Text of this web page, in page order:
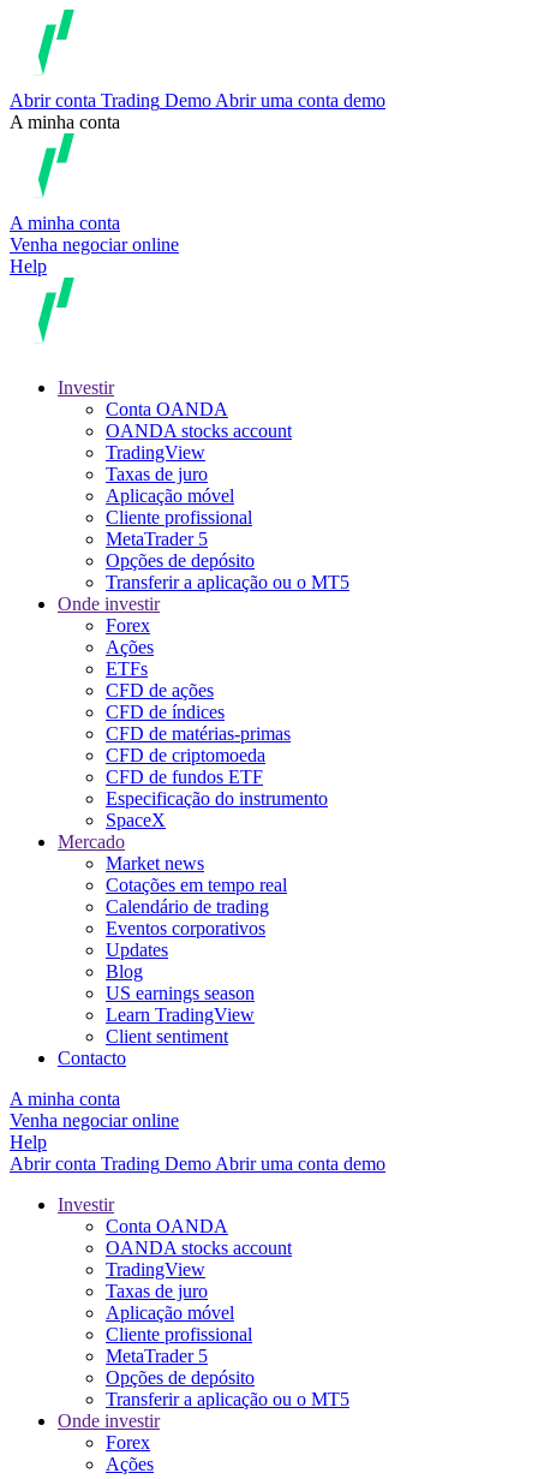
Abrir conta Trading Demo Abrir uma conta demo
A minha conta
A minha conta
Venha negociar online
Help
Investir
Conta OANDA
OANDA stocks account
TradingView
Taxas de juro
Aplicação móvel
Cliente profissional
MetaTrader 5
Opções de depósito
Transferir a aplicação ou o MT5
Onde investir
Forex
Ações
ETFs
CFD de ações
CFD de índices
CFD de matérias-primas
CFD de criptomoeda
CFD de fundos ETF
Especificação do instrumento
SpaceX
Mercado
Market news
Cotações em tempo real
Calendário de trading
Eventos corporativos
Updates
Blog
US earnings season
Learn TradingView
Client sentiment
Contacto
A minha conta
Venha negociar online
Help
Abrir conta Trading Demo Abrir uma conta demo
Investir
Conta OANDA
OANDA stocks account
TradingView
Taxas de juro
Aplicação móvel
Cliente profissional
MetaTrader 5
Opções de depósito
Transferir a aplicação ou o MT5
Onde investir
Forex
Ações